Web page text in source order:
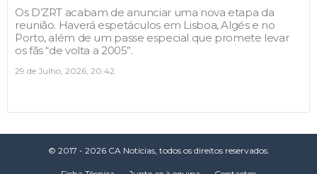
Os D’ZRT acabam de anunciar uma nova etapa da
reunião. Haverá espetáculos em Lisboa, Algés e no
Porto, além de um passe especial que promete levar
os fãs “de volta a 2005”.
29 de Julho, 2026, 20:42
© 2017 - 2026 CA Notícias, todos os direitos reservados.